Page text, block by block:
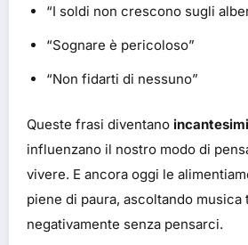
“I soldi non crescono sugli
“Sognare è pericoloso”
“Non fidarti di nessuno”
Queste frasi diventano
influenzano il nostro modo di
vivere. E ancora oggi le
piene di paura, ascoltando musica
negativamente senza pensarci.